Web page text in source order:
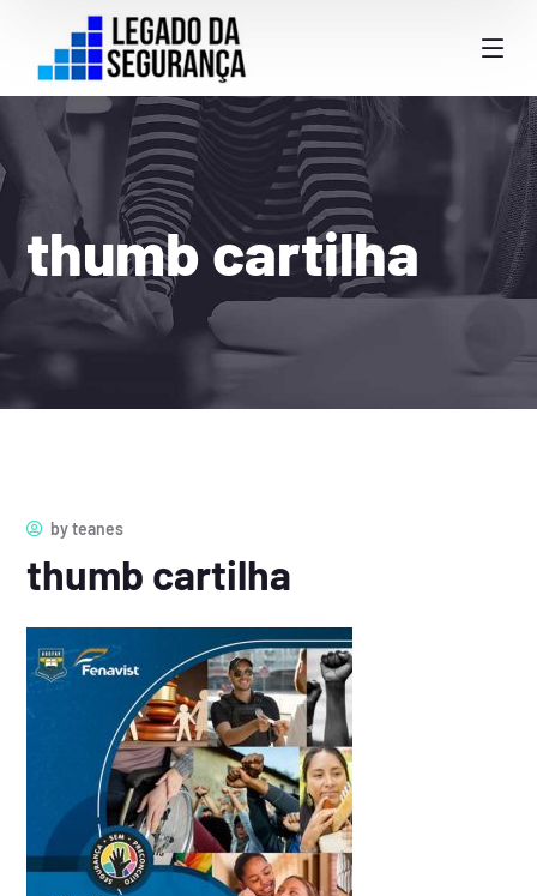
thumb cartilha
byteanes
thumb cartilha